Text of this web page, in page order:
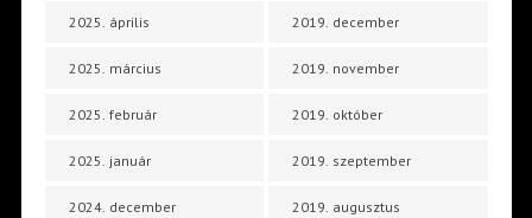
2025. április
2025. március
2025. február
2025. január
2024. december
2019. december
2019. november
2019. október
2019. szeptember
2019. augusztus